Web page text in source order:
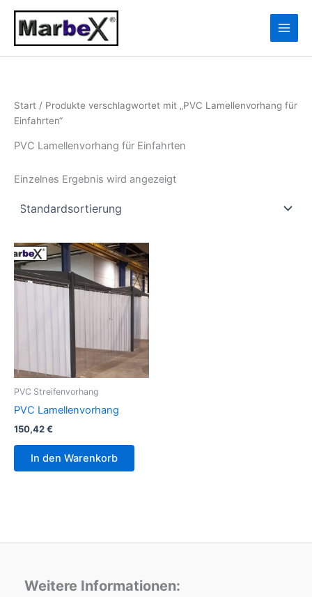
Zum
Inhalt
springen
Start / Produkte verschlagwortet mit „PVC Lamellenvorhang für
Einfahrten“
PVC Lamellenvorhang für Einfahrten
Einzelnes Ergebnis wird angezeigt
PVC Streifenvorhang
PVC Lamellenvorhang
150,42€
In den Warenkorb
Weitere Informationen: